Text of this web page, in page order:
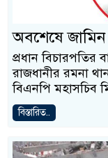
অবশেষে
প্রধান
রাজধানীর রমনা
বিএনপি মহাসচিব
বিস্তারিত..